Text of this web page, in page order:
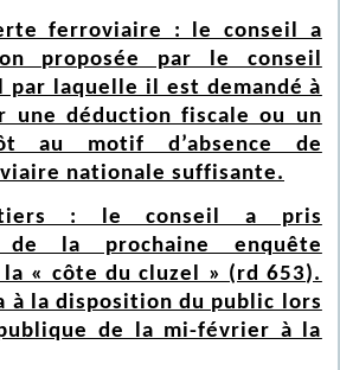
ferroviaire : le conseil a
proposée par le conseil
par laquelle il est demandé à
une déduction fiscale ou un
au motif d’absence de
nationale suffisante.
: le conseil a pris
de la prochaine enquête
« côte du cluzel » (rd 653).
à la disposition du public lors
de la mi-février à la